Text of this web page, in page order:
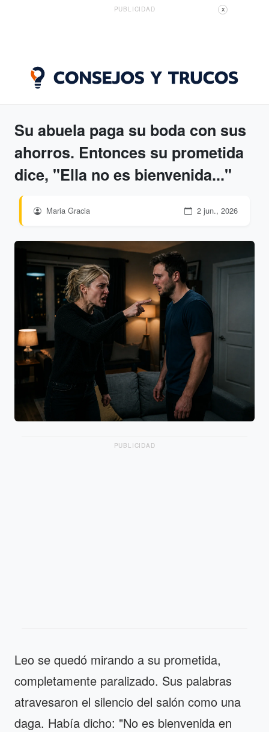
PUBLICIDAD X
Su abuela paga su boda con sus
ahorros. Entonces su prometida
dice, "Ella no es bienvenida..."
Maria Gracia 2 jun., 2026
PUBLICIDAD
Leo se quedó mirando a su prometida,
completamente paralizado. Sus palabras
atravesaron el silencio del salón como una
daga. Había dicho: "No es bienvenida en